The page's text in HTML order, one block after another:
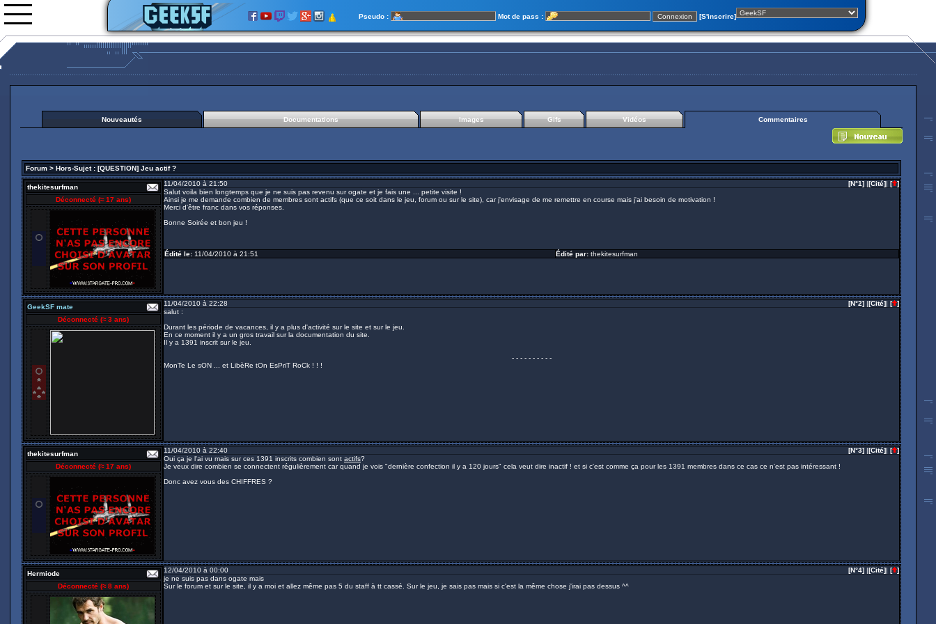
Nouveautés
Images
Forum
Classement
L'équipe
Partenariats
Zero Quest Burgundia
Pseudo : Mot de pass : [S'inscrire]
Nouveautés Documentations Images Gifs Vidéos Commentaires
Forum > Hors-Sujet: [QUESTION] Jeu actif ?
thekitesurfman
Déconnecté (≈ 17 ans)
11/04/2010 à 21:50 [N°1] |[Cité]| [
]
Salut voila bien longtemps que je ne suis pas revenu sur ogate et je fais une ... petite visite !
Ainsi je me demande combien de membres sont actifs (que ce soit dans le jeu, forum ou sur le site), car j'envisage de me remettre en course mais j'ai besoin de motivation !
Merci d'être franc dans vos réponses.
Bonne Soirée et bon jeu !
Édité le: 11/04/2010 à 21:51 Édité par: thekitesurfman
GeekSF mate
Déconnecté (≈ 3 ans)
11/04/2010 à 22:28 [N°2] |[Cité]| [
]
salut :
Durant les période de vacances, il y a plus d'activité sur le site et sur le jeu.
En ce moment il y a un gros travail sur la documentation du site.
Il y a 1391 inscrit sur le jeu.
- - - - - - - - - -
MonTe Le sON ... et LibèRe tOn EsPriT RoCk ! ! !
thekitesurfman
Déconnecté (≈ 17 ans)
11/04/2010 à 22:40 [N°3] |[Cité]| [
]
Oui ça je l'ai vu mais sur ces 1391 inscrits combien sont actifs?
Je veux dire combien se connectent régulièrement car quand je vois "dernière confection il y a 120 jours" cela veut dire inactif ! et si c'est comme ça pour les 1391 membres dans ce cas ce n'est pas intéressant !
Donc avez vous des CHIFFRES ?
Hermiode
Déconnecté (≈ 8 ans)
12/04/2010 à 00:00 [N°4] |[Cité]| [
]
je ne suis pas dans ogate mais
Sur le forum et sur le site, il y a moi et allez même pas 5 du staff à tt cassé. Sur le jeu, je sais pas mais si c'est la même chose j'irai pas dessus ^^